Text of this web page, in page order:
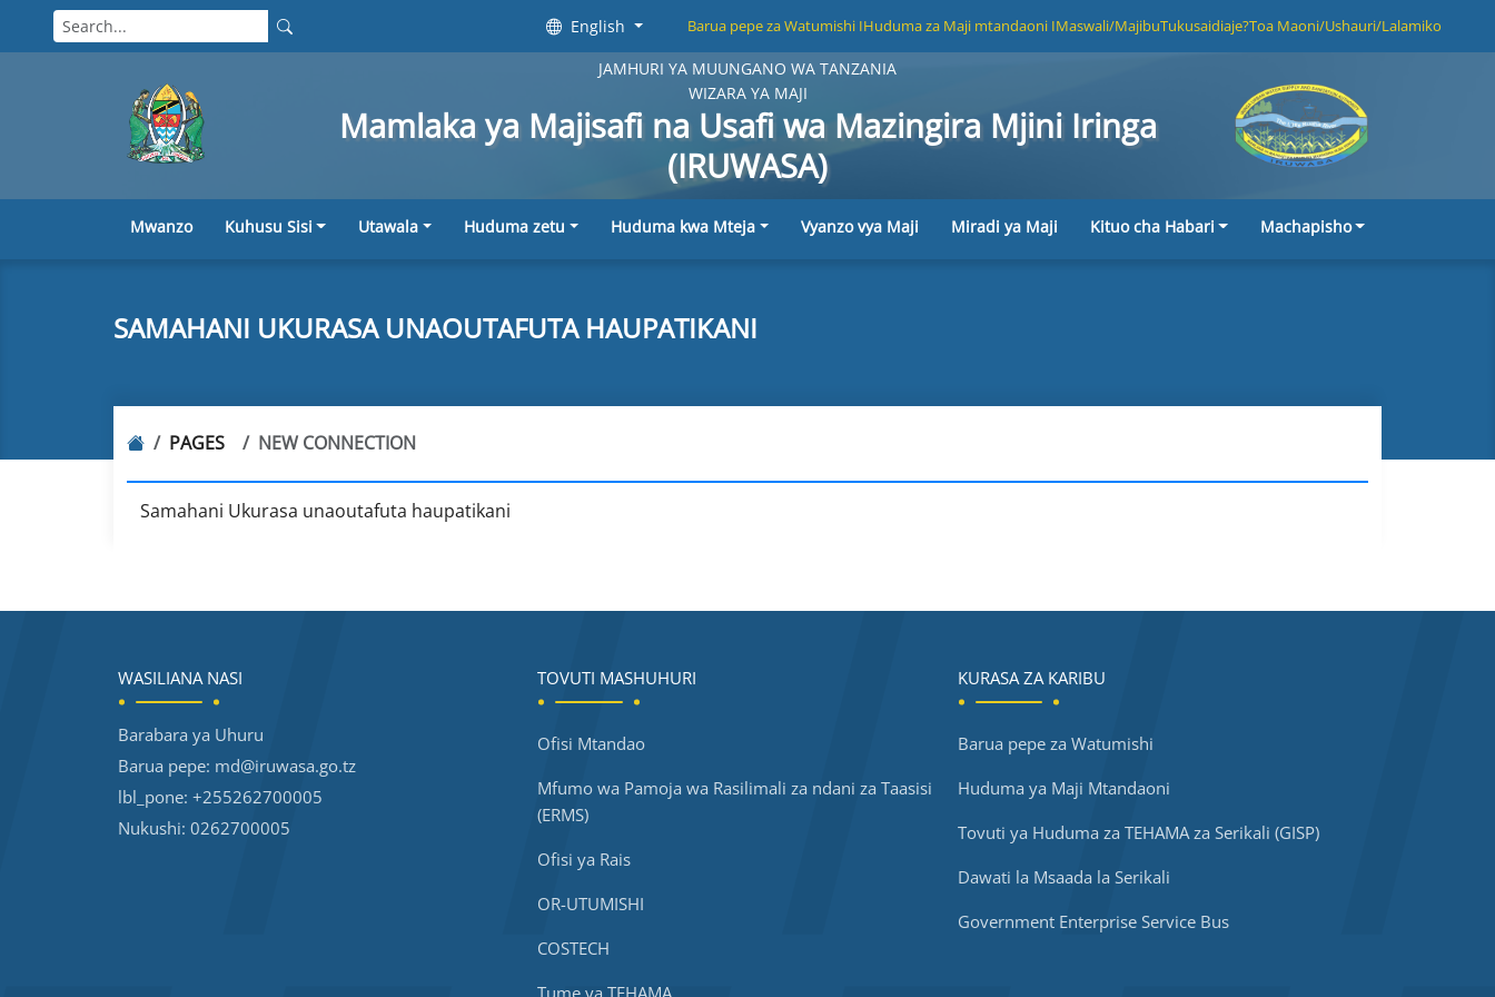
English Barua pepe za Watumishi IHuduma za Maji mtandaoni IMaswali/MajibuTukusaidiaje?Toa Maoni/Ushauri/Lalamiko
JAMHURI YA MUUNGANO WA TANZANIA
WIZARA YA MAJI
Mamlaka ya Majisafi na Usafi wa Mazingira Mjini Iringa
(IRUWASA)
Mwanzo Kuhusu Sisi Utawala Huduma zetu Huduma kwa Mteja Vyanzo vya Maji Miradi ya Maji Kituo cha Habari Machapisho
SAMAHANI UKURASA UNAOUTAFUTA HAUPATIKANI
PAGES NEW CONNECTION
Samahani Ukurasa unaoutafuta haupatikani
WASILIANA NASI
Barabara ya Uhuru
Barua pepe: md@iruwasa.go.tz
lbl_pone: +255262700005
Nukushi: 0262700005
TOVUTI MASHUHURI
Ofisi Mtandao
Mfumo wa Pamoja wa Rasilimali za ndani za Taasisi
(ERMS)
Ofisi ya Rais
OR-UTUMISHI
COSTECH
Tume ya TEHAMA
KURASA ZA KARIBU
Barua pepe za Watumishi
Huduma ya Maji Mtandaoni
Tovuti ya Huduma za TEHAMA za Serikali (GISP)
Dawati la Msaada la Serikali
Government Enterprise Service Bus